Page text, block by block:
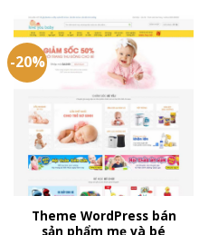
-20%
Theme WordPress bán
sản phẩm mẹ và bé